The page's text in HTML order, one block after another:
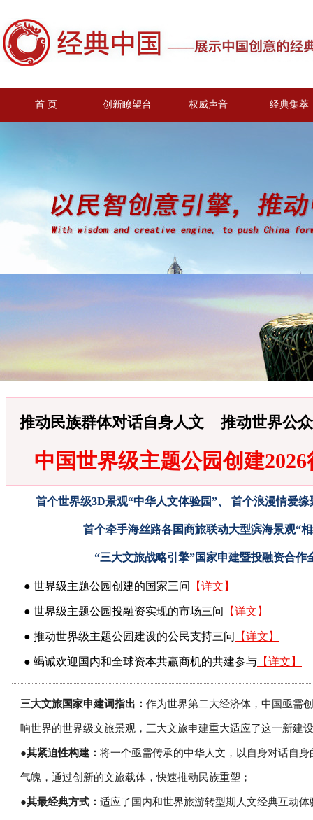
首 页 创新瞭望台 权威声音 经典集萃
推动民族群体对话自身人文 推动世界公
中国世界级主题公园创建
首个世界级3D景观“中华人文体验园”、 首个浪漫情爱
首个牵手海丝路各国商旅联动大型滨海景观“
“三大文旅战略引擎”国家申建暨投融资合作
● 世界级主题公园创建的国家三问 【详文】
● 世界级主题公园投融资实现的市场三问 【详文】
● 推动世界级主题公园建设的公民支持三问 【详文】
● 竭诚欢迎国内和全球资本共赢商机的共建参与 【详文】
三大文旅国家申建词指出： 作为世界第二大经济体，中国亟需
响世界的世界级文旅景观，三大文旅申建重大适应了这一新建
●其紧迫性构建： 将一个亟需传承的中华人文，以自身对话自
气魄，通过创新的文旅载体，快速推动民族重塑；
●其最经典方式： 适应了国内和世界旅游转型期人文经典互动